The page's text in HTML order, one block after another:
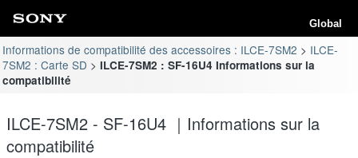
Global
Informations de compatibilité des accessoires : ILCE-7SM2
ILCE-
7SM2 : Carte SD
ILCE-7SM2 : SF-16U4 Informations sur la
compatibilité
ILCE-7SM2 - SF-16U4 ｜Informations sur la
compatibilité